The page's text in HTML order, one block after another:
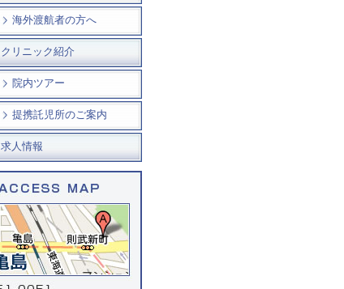
海外渡航者の方へ
クリニック紹介
院内ツアー
提携託児所のご案内
求人情報